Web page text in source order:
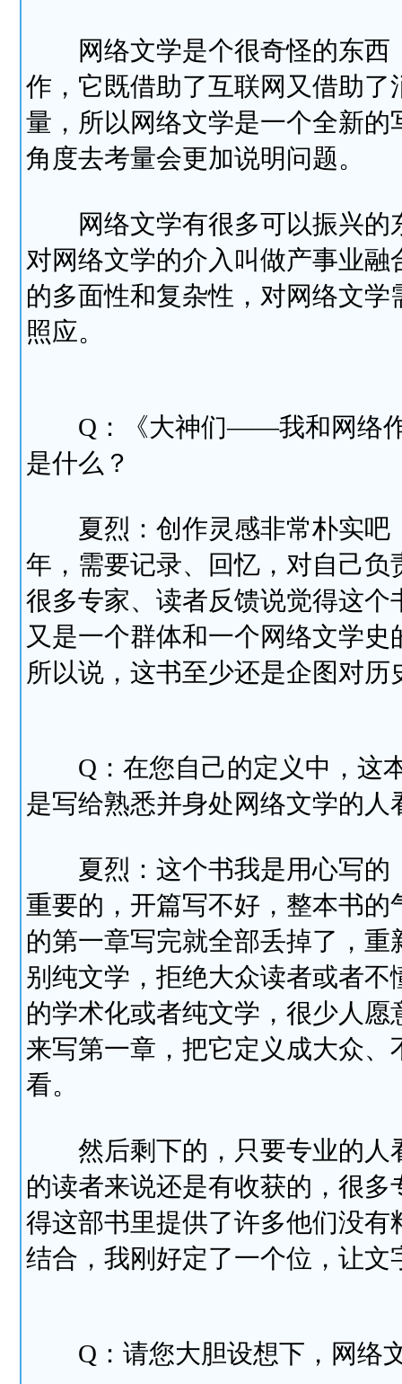
网络文学是个很奇怪的东西
作，它既借助了互联网又借助
量，所以网络文学是一个全新
角度去考量会更加说明问题。
网络文学有很多可以振兴的
对网络文学的介入叫做产事业
的多面性和复杂性，对网络文
照应。
Q：《大神们――我和网络作
是什么？
夏烈：创作灵感非常朴实吧
年，需要记录、回忆，对自己
很多专家、读者反馈说觉得这
又是一个群体和一个网络文学
所以说，这书至少还是企图对
Q：在您自己的定义中，这
是写给熟悉并身处网络文学的人
夏烈：这个书我是用心写的
重要的，开篇写不好，整本书
的第一章写完就全部丢掉了，
别纯文学，拒绝大众读者或者
的学术化或者纯文学，很少人
来写第一章，把它定义成大众
看。
然后剩下的，只要专业的人
的读者来说还是有收获的，很
得这部书里提供了许多他们没
结合，我刚好定了一个位，让
Q：请您大胆设想下，网络